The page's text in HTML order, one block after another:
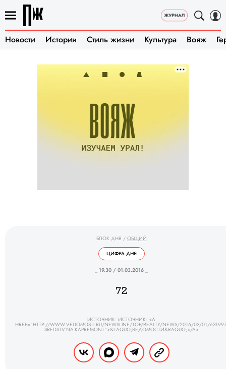
Новости Истории Стиль жизни Культура Вояж
БЛОК ДНЯ / ОБЩИЙ
ЦИФРА ДНЯ
_ 19.30 / 01.03.2016 _
72
ИСТОЧНИК: ИСТОЧНИК: <A
HREF="HTTP://WWW.VEDOMOSTI.RU/NEWSLINE/TOP/REALTY/NEWS/2016/03/01/
SREDSTV-NA-KAPREMONT">&LAQUO;ВЕДОМОСТИ&RAQUO;</A>